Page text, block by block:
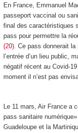
En France, Emmanuel
passeport vaccinal ou
final des caractéristiques
pass pour permettre la
(20). Ce pass donnerait la
l’entrée d’un lieu public,
négatif récent au Covid-
moment il n’est pas
Le 11 mars, Air France a
pass sanitaire
Guadeloupe et la